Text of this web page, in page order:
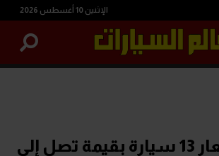
الإثنين 10 أغسطس 2026
تخفيض أسعار 13 سيارة بقيمة تصل إلى